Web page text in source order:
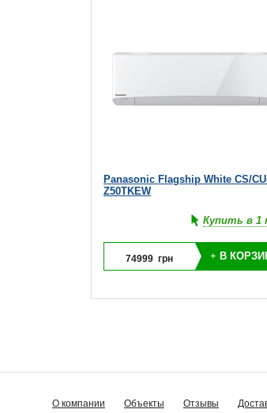
Panasonic Flagship White CS/
Z50TKEW
Купить в 1
74999 грн + В
О компании Объекты Отзывы